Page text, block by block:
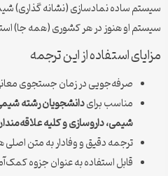
سیستم ساده نمادسازی (نشانه گذاری)
سیستم او هنوز در هر کشوری (همه جا)
مزایای استفاده از این ترجمه
صرفه‌جویی در زمان جستجوی
مناسب برایدانشجویان رشته
شیمی، داروسازی و کلیه
ترجمه دقیق و وفادار به متن اصلی
قابل استفاده به عنوان جزوه